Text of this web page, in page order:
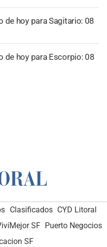
de hoy para Sagitario: 08
de hoy para Escorpio: 08
Clasificados CYD Litoral
SF Puerto Negocios
SF